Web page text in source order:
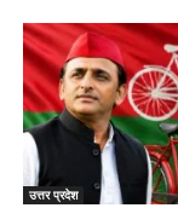
उत्तर प्रदेश